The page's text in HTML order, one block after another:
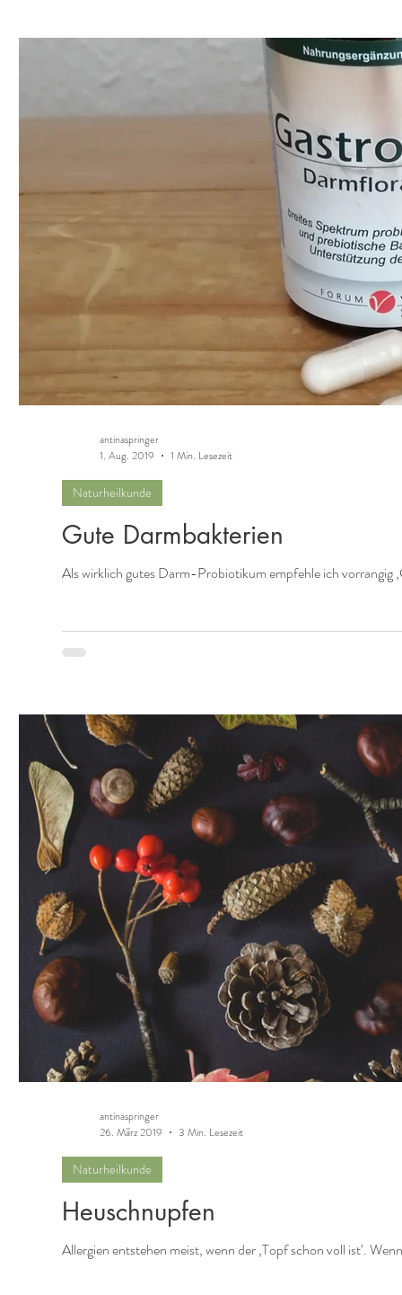
Gute Darmbakterien
Als wirklich gutes Darm-Probiotikum empfehle ich vorrangig
Naturheilkunde
antinaspringer
1. Aug. 2019
1 Min. Lesezeit
Heuschnupfen
Allergien entstehen meist, wenn der ‚Topf schon voll ist‘.
Naturheilkunde
antinaspringer
26. März 2019
3 Min. Lesezeit